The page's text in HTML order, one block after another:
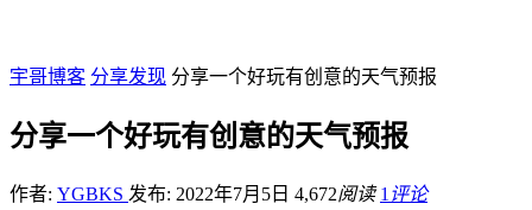
宇哥博客 分享发现 分享一个好玩有创意的天气预报
分享一个好玩有创意的天气预报
作者: YGBKS 发布: 2022年7月5日 4,672阅读 1 评论